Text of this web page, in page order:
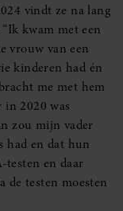
vindt ze na lang
kwam met een
vrouw van een
kinderen had én
me met hem
2020 was
zou mijn vader
had en dat hun
testen en daar
de testen moesten